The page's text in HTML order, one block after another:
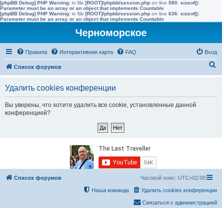
[phpBB Debug] PHP Warning: in file [ROOT]/phpbb/session.php on line 580: sizeof():
Parameter must be an array or an object that implements Countable
[phpBB Debug] PHP Warning: in file [ROOT]/phpbb/session.php on line 636: sizeof():
Parameter must be an array or an object that implements Countable
Черноморское
Правила Интерактивная карта FAQ Вход
Список форумов
Удалить cookies конференции
Вы уверены, что хотите удалить все cookie, установленные данной
конференцией?
Список форумов Часовой пояс: UTC+02:00
Удалить cookies конференции
Наша команда
Связаться с администрацией